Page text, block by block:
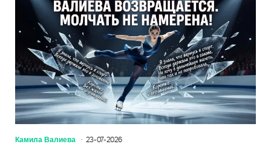
Камила Валиева 23-07-2026